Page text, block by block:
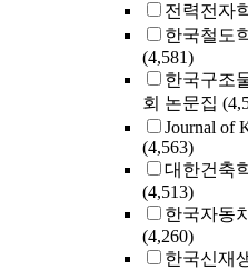
전력전자
한국철도
(4,581)
한국구조
회 논문집
Journal of
(4,563)
대한건축
(4,513)
한국자동
(4,260)
한국신재